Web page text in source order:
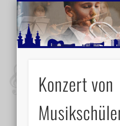
MUSIKSCHULE
AKTUELLESCHULE
VIDEOS
WEITERE
Konzert von